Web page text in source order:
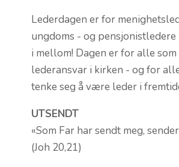
Lederdagen er for
ungdoms - og
i mellom! Dagen er for alle
lederansvar i kirken - og for
tenke seg å være leder i
UTSENDT
«Som Far har sendt meg,
(Joh 20,21)